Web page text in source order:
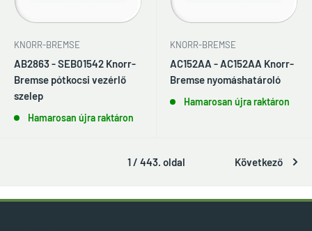
KNORR-BREMSE
AB2863 - SEB01542 Knorr-
Bremse pótkocsi vezérlő
szelep
Hamarosan újra raktáron
KNORR-BREMSE
AC152AA - AC152AA Knorr-
Bremse nyomáshatároló
Hamarosan újra raktáron
1 / 443. oldal Következő